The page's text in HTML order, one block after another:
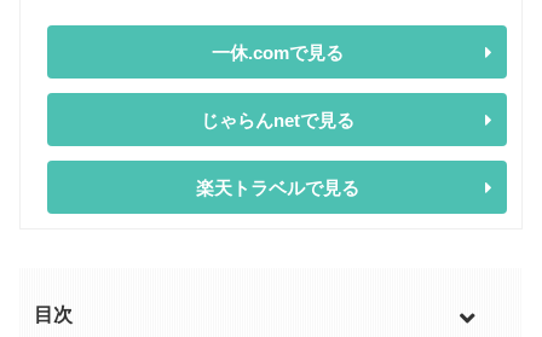
一休.comで見る
じゃらんnetで見る
楽天トラベルで見る
目次